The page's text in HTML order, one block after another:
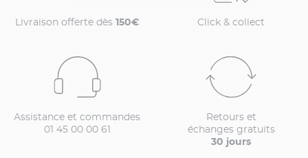
Livraison offerte dès 150€ Click & collect
Assistance et commandes
01 45 00 00 61
Retours et
échanges gratuits
30 jours